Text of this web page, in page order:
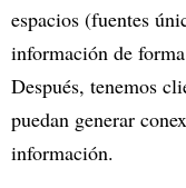
espacios (fuentes
información de
Después, tenemos
puedan generar
información.